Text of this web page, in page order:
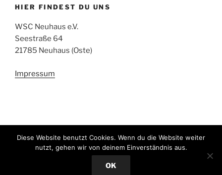
HIER FINDEST DU UNS
WSC Neuhaus e.V.
Seestraße 64
21785 Neuhaus (Oste)
Impressum
Facebook
Diese Website benutzt Cookies. Wenn du die Website weiter
nutzt, gehen wir von deinem Einverständnis aus.
OK